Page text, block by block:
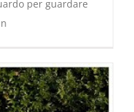
per guardare